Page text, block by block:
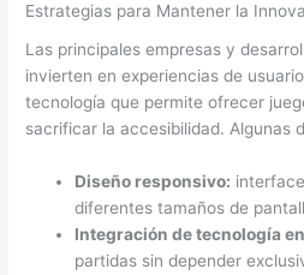
Estrategias para Mantener la
Las principales empresas y
invierten en experiencias de
tecnología que permite ofrecer
sacrificar la accesibilidad. Algunas
Diseño responsivo:
diferentes tamaños de
Integración de tecnología
partidas sin depender